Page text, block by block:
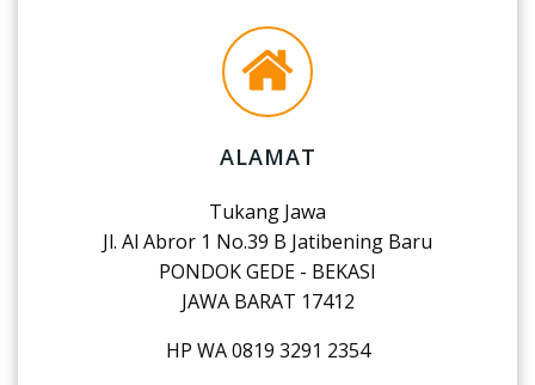
ALAMAT
Tukang Jawa
Jl. Al Abror 1 No.39 B Jatibening Baru
PONDOK GEDE - BEKASI
JAWA BARAT 17412
HP WA 0819 3291 2354